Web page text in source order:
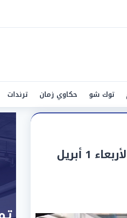
توك شو حكاوي زمان ترندات
أسعار الأسماك في الأسواق المصرية اليوم الأربعاء 1 أبريل